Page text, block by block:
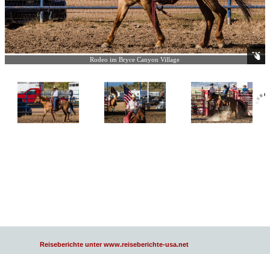
Rodeo im Bryce Canyon Village
Reiseberichte unter www.reiseberichte-usa.net